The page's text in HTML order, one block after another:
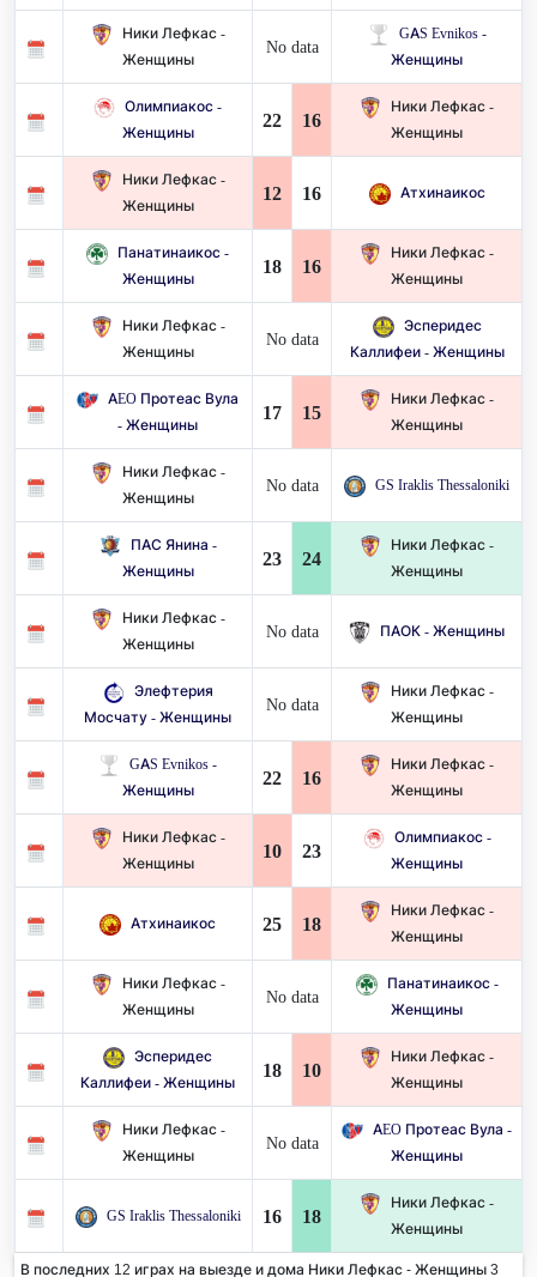
Ники Лефкас -
Женщины
No data
GAS Evnikos -
Женщины
Олимпиакос -
Женщины
22 16
Ники Лефкас -
Женщины
Ники Лефкас -
Женщины
12 16 Атхинаикос
Панатинаикос -
Женщины
18 16
Ники Лефкас -
Женщины
Ники Лефкас -
Женщины
No data
Эсперидес
Каллифеи - Женщины
AEO Протеас Вула
- Женщины
17 15
Ники Лефкас -
Женщины
Ники Лефкас -
Женщины
No data GS Iraklis Thessaloniki
ПАС Янина -
Женщины
23 24
Ники Лефкас -
Женщины
Ники Лефкас -
Женщины
No data ПАОК - Женщины
Элефтерия
Мосчату - Женщины
No data
Ники Лефкас -
Женщины
GAS Evnikos -
Женщины
22 16
Ники Лефкас -
Женщины
Ники Лефкас -
Женщины
10 23
Олимпиакос -
Женщины
Атхинаикос 25 18
Ники Лефкас -
Женщины
Ники Лефкас -
Женщины
No data
Панатинаикос -
Женщины
Эсперидес
Каллифеи - Женщины
18 10
Ники Лефкас -
Женщины
Ники Лефкас -
Женщины
No data
AEO Протеас Вула -
Женщины
GS Iraklis Thessaloniki 16 18
Ники Лефкас -
Женщины
В последних 12 играх на выезде и дома Ники Лефкас - Женщины 3